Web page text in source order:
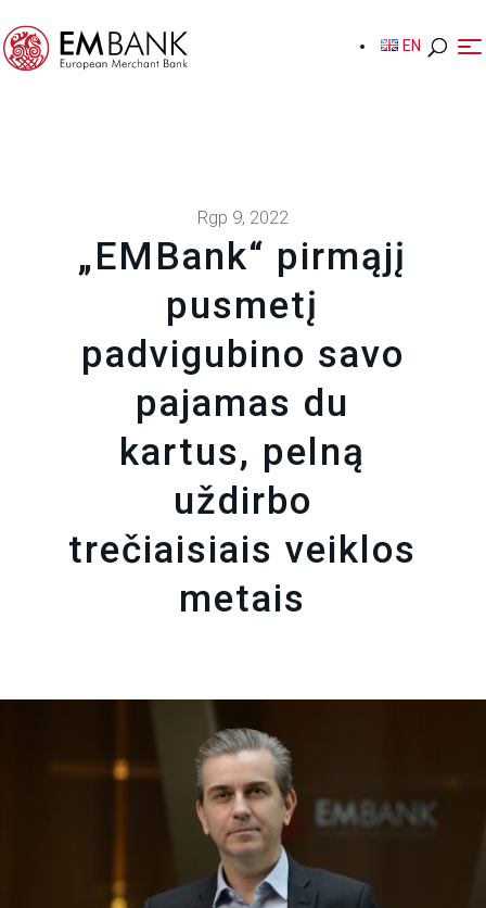
EN
EN
Rgp 9, 2022
„EMBank“ pirmąjį
pusmetį
padvigubino savo
pajamas du
kartus, pelną
uždirbo
trečiaisiais veiklos
metais